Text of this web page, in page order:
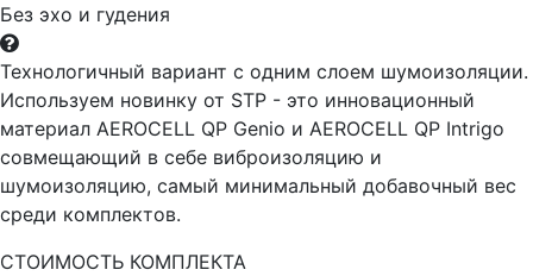
Без эхо и гудения
Технологичный вариант с одним слоем шумоизоляции.
Используем новинку от STP - это инновационный
материал AEROCELL QP Genio и AEROCELL QP Intrigo
совмещающий в себе виброизоляцию и
шумоизоляцию, самый минимальный добавочный вес
среди комплектов.
СТОИМОСТЬ КОМПЛЕКТА